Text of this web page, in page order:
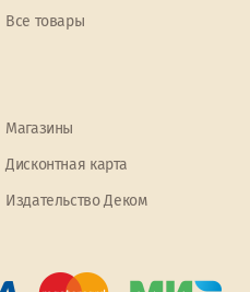
Все товары
Магазины
Дисконтная карта
Издательство Деком